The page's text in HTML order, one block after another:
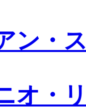
ン・
オ・